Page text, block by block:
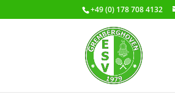
+49 (0) 178 708 4132